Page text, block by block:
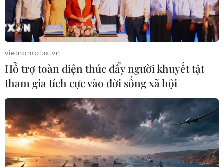
phải làm những gì tốt nhất trong điều kiện hiện
tại," Mueller đã nói như vậy về đối phó dịch
COVID.
vietnamplus.vn
Hỗ trợ toàn diện thúc đẩy người khuyết tật
tham gia tích cực vào đời sống xã hội